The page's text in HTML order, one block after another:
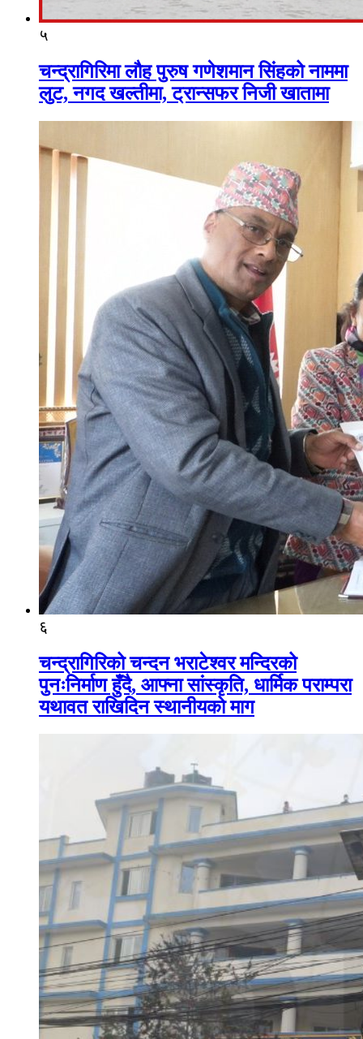
५
चन्द्रागिरिमा लौह पुरुष गणेशमान सिंहको नाममा
लुट, नगद खल्तीमा, ट्रान्सफर निजी खातामा
६
चन्द्रागिरिको चन्दन भराटेश्वर मन्दिरको
पुनःनिर्माण हुँदै, आफ्ना सांस्कृति, धार्मिक पराम्परा
यथावत राखिदिन स्थानीयको माग